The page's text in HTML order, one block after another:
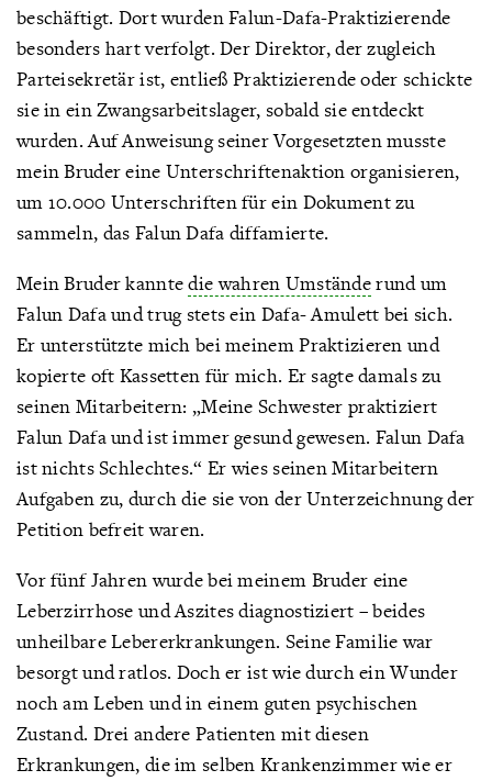
beschäftigt. Dort wurden Falun-Dafa-Praktizierende
besonders hart verfolgt. Der Direktor, der zugleich
Parteisekretär ist, entließ Praktizierende oder schickte
sie in ein Zwangsarbeitslager, sobald sie entdeckt
wurden. Auf Anweisung seiner Vorgesetzten musste
mein Bruder eine Unterschriftenaktion organisieren,
um 10.000 Unterschriften für ein Dokument zu
sammeln, das Falun Dafa diffamierte.
Mein Bruder kanntedie wahren Umständerund um
Falun Dafa und trug stets ein Dafa- Amulett bei sich.
Er unterstützte mich bei meinem Praktizieren und
kopierte oft Kassetten für mich. Er sagte damals zu
seinen Mitarbeitern: „Meine Schwester praktiziert
Falun Dafa und ist immer gesund gewesen. Falun Dafa
ist nichts Schlechtes.“ Er wies seinen Mitarbeitern
Aufgaben zu, durch die sie von der Unterzeichnung der
Petition befreit waren.
Vor fünf Jahren wurde bei meinem Bruder eine
Leberzirrhose und Aszites diagnostiziert – beides
unheilbare Lebererkrankungen. Seine Familie war
besorgt und ratlos. Doch er ist wie durch ein Wunder
noch am Leben und in einem guten psychischen
Zustand. Drei andere Patienten mit diesen
Erkrankungen, die im selben Krankenzimmer wie er